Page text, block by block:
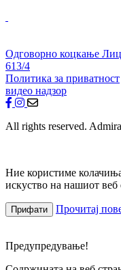
Одговорно коцкање
613/4
Политика за приватност
видео надзор
All rights reserved.
Ние користиме
искуство на нашиот веб
Прифати Прочитај
Предупредување!